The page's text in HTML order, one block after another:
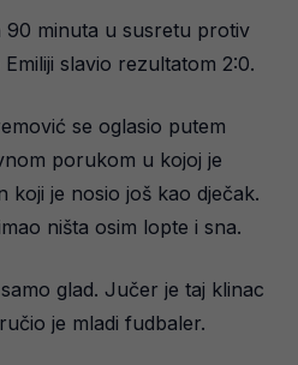
90 minuta u susretu protiv
slavio rezultatom 2:0.
se oglasio putem
porukom u kojoj je
koji je nosio još kao dječak.
ništa osim lopte i sna.
glad. Jučer je taj klinac
je mladi fudbaler.